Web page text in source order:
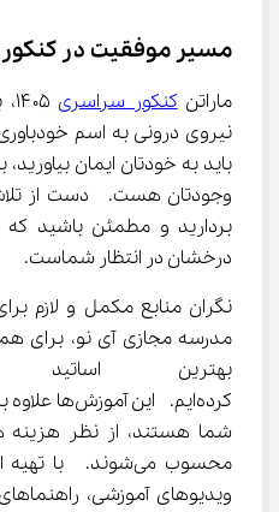
مسیر موفقیت در کنکور 1405
ماراتن کنکور سراسری
نیروی درونی به اسم
وجودتان هست.  دست از
درخشان در انتظار شماست.
نگران منابع مکمل و لازم
مدرسه مجازی آی نو، برای
بهترین
کرده‌ایم.
شما هستند، از نظر هزینه
محسوب می‌شوند.  با
ویدیوهای آموزشی،